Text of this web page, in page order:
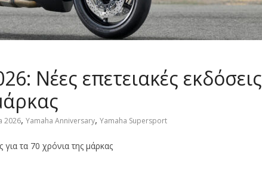
Νέες επετειακές εκδόσεις
2026, Yamaha Anniversary, Yamaha Supersport
τα 70 χρόνια της μάρκας